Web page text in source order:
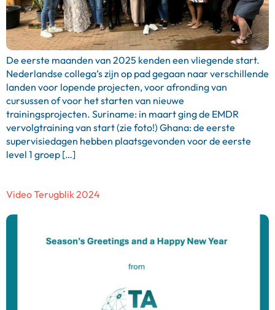
De eerste maanden van 2025 kenden een vliegende start.
Nederlandse collega’s zijn op pad gegaan naar verschillende
landen voor lopende projecten, voor afronding van
cursussen of voor het starten van nieuwe
trainingsprojecten. Suriname: in maart ging de EMDR
vervolgtraining van start (zie foto!) Ghana: de eerste
supervisiedagen hebben plaatsgevonden voor de eerste
level 1 groep […]
Video Terugblik 2024